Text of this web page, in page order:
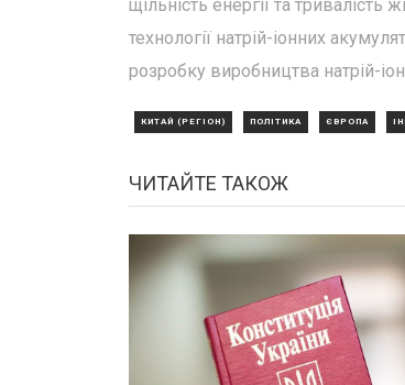
щільність енергії та тривалість
технології натрій-іонних
розробку виробництва натрій-
КИТАЙ (РЕГІОН) ПОЛІТИКА ЄВРОПА
ЧИТАЙТЕ ТАКОЖ